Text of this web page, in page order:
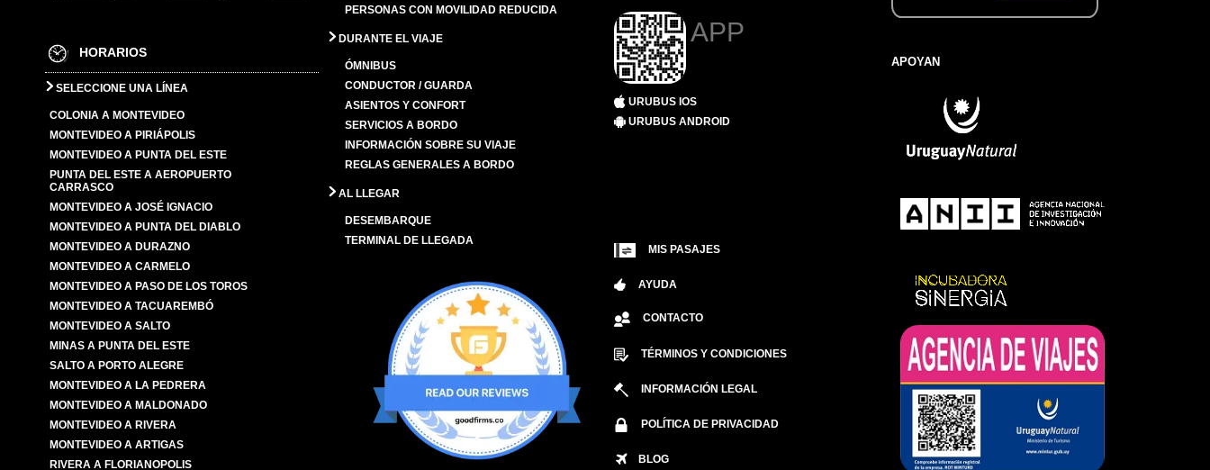
HORARIOS
SELECCIONE UNA LÍNEA
COLONIA A MONTEVIDEO
MONTEVIDEO A PIRIÁPOLIS
MONTEVIDEO A PUNTA DEL ESTE
PUNTA DEL ESTE A AEROPUERTO
CARRASCO
MONTEVIDEO A JOSÉ IGNACIO
MONTEVIDEO A PUNTA DEL DIABLO
MONTEVIDEO A DURAZNO
MONTEVIDEO A CARMELO
MONTEVIDEO A PASO DE LOS TOROS
MONTEVIDEO A TACUAREMBÓ
MONTEVIDEO A SALTO
MINAS A PUNTA DEL ESTE
SALTO A PORTO ALEGRE
MONTEVIDEO A LA PEDRERA
MONTEVIDEO A MALDONADO
MONTEVIDEO A RIVERA
MONTEVIDEO A ARTIGAS
RIVERA A FLORIANOPOLIS
PERSONAS CON MOVILIDAD REDUCIDA
DURANTE EL VIAJE
ÓMNIBUS
CONDUCTOR / GUARDA
ASIENTOS Y CONFORT
SERVICIOS A BORDO
INFORMACIÓN SOBRE SU VIAJE
REGLAS GENERALES A BORDO
AL LLEGAR
DESEMBARQUE
TERMINAL DE LLEGADA
APP
URUBUS IOS
URUBUS ANDROID
MIS PASAJES
AYUDA
CONTACTO
TÉRMINOS Y CONDICIONES
INFORMACIÓN LEGAL
POLÍTICA DE PRIVACIDAD
BLOG
APOYAN